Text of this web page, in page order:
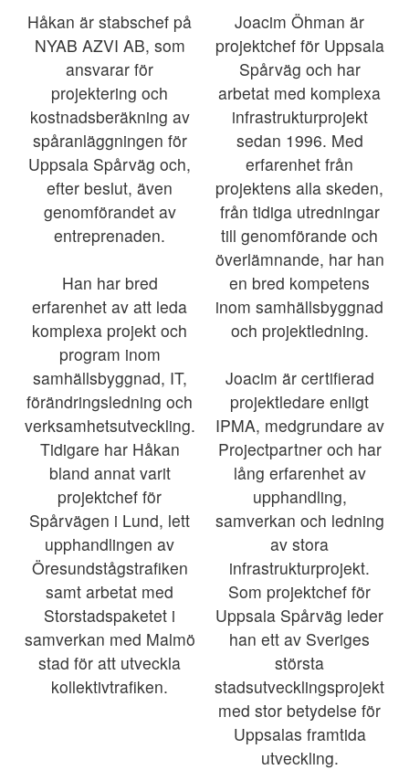
Håkan är stabschef på
NYAB AZVI AB, som
ansvarar för
projektering och
kostnadsberäkning av
spåranläggningen för
Uppsala Spårväg och,
efter beslut, även
genomförandet av
entreprenaden.
Han har bred
erfarenhet av att leda
komplexa projekt och
program inom
samhällsbyggnad, IT,
förändringsledning och
verksamhetsutveckling.
Tidigare har Håkan
bland annat varit
projektchef för
Spårvägen i Lund, lett
upphandlingen av
Öresundstågstrafiken
samt arbetat med
Storstadspaketet i
samverkan med Malmö
stad för att utveckla
kollektivtrafiken.
Joacim Öhman är
projektchef för Uppsala
Spårväg och har
arbetat med komplexa
infrastrukturprojekt
sedan 1996. Med
erfarenhet från
projektens alla skeden,
från tidiga utredningar
till genomförande och
överlämnande, har han
en bred kompetens
inom samhällsbyggnad
och projektledning.
Joacim är certifierad
projektledare enligt
IPMA, medgrundare av
Projectpartner och har
lång erfarenhet av
upphandling,
samverkan och ledning
av stora
infrastrukturprojekt.
Som projektchef för
Uppsala Spårväg leder
han ett av Sveriges
största
stadsutvecklingsprojekt
med stor betydelse för
Uppsalas framtida
utveckling.